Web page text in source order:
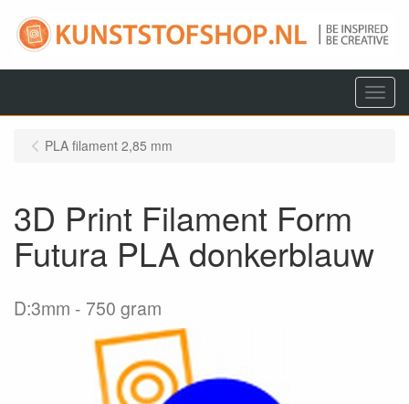
Menu
PLA filament 2,85 mm
3D Print Filament Form
Futura PLA donkerblauw
D:3mm 750 gram